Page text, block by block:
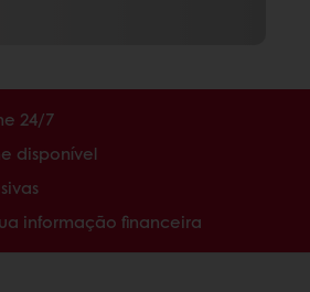
24/7
disponível
informação financeira